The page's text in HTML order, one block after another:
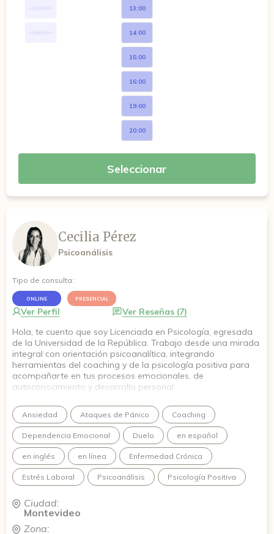
13:00
14:00
15:00
16:00
19:00
20:00
Seleccionar
Cecilia Pérez
Psicoanálisis
Tipo de consulta:
ONLINE PRESENCIAL
Ver Perfil
Ver Reseñas (7)
Hola, te cuento que soy Licenciada en Psicología, egresada
de la Universidad de la República. Trabajo desde una mirada
integral con orientación psicoanalítica, integrando
herramientas del coaching y de la psicología positiva para
acompañarte en tus procesos emocionales, de
autoconocimiento y desarrollo personal.
Cuento con una Diplomatura Universitaria en Coaching
Organizacional y Liderazgo, formación en Psicología Positiva
por el Tecnológico de Monterrey y actualmente me encuentro
cursando un posgrado en Psicoanálisis con práctica clínica
en la Institución Fernando Ulloa.
Mi forma de trabajo se basa en la escucha activa, el respeto
por los tiempos de cada persona y la construcción de un
espacio terapéutico seguro y confidencial.
Acompaño procesos vinculados a la ansiedad, los vínculos,
la autoestima, los momentos de cambio y distintas formas
Ansiedad Ataques de Pánico Coaching
Dependencia Emocional Duelo en español
en inglés en línea Enfermedad Crónica
Estrés Laboral Psicoanálisis Psicología Positiva
Ciudad:
Montevideo
Zona: